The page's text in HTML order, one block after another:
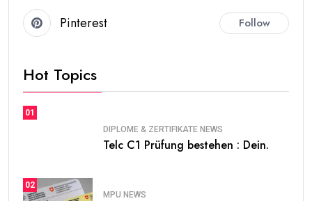
Pinterest Follow
Hot Topics
01
DIPLOME & ZERTIFIKATE NEWS
Telc C1 Prüfung bestehen : Dein.
02
MPU NEWS